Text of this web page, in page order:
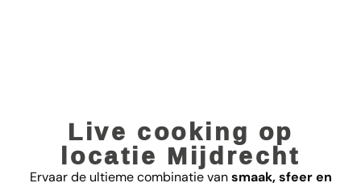
Live cooking op
locatie Mijdrecht
Ervaar de ultieme combinatie vansmaak, sfeer en